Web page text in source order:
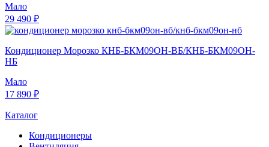
Мало
29 490 ₽
Кондиционер Морозко КНБ-БКМ09ОН-ВБ/КНБ-БКМ09ОН-
НБ
Мало
17 890 ₽
Каталог
Кондиционеры